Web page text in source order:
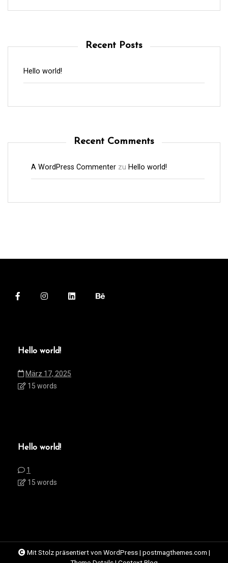
Recent Posts
Hello world!
Recent Comments
A WordPress Commenter zu Hello world!
Hello world!
März 17, 2025
15 words
Hello world!
1
15 words
Mit Stolz präsentiert von WordPress| postmagthemes.com |